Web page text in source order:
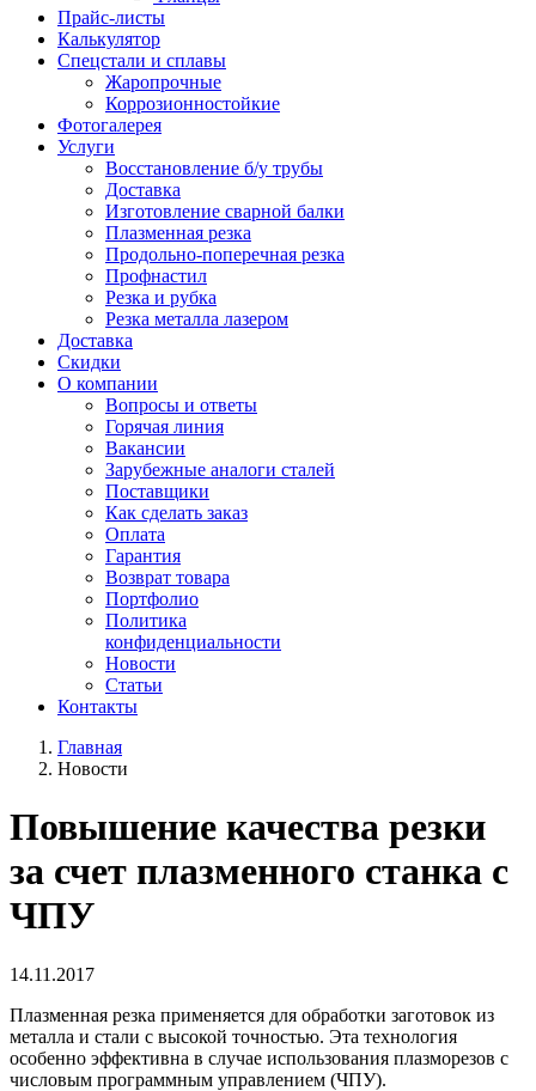
Прайс-листы
Калькулятор
Спецстали и сплавы
Жаропрочные
Коррозионностойкие
Фотогалерея
Услуги
Восстановление б/у трубы
Доставка
Изготовление сварной балки
Плазменная резка
Продольно-поперечная резка
Профнастил
Резка и рубка
Резка металла лазером
Доставка
Скидки
О компании
Вопросы и ответы
Горячая линия
Вакансии
Зарубежные аналоги сталей
Поставщики
Как сделать заказ
Оплата
Гарантия
Возврат товара
Портфолио
Политика
конфиденциальности
Новости
Статьи
Контакты
Главная
Новости
Повышение качества резки
за счет плазменного станка с
ЧПУ
14.11.2017
Плазменная резка применяется для обработки заготовок из
металла и стали с высокой точностью. Эта технология
особенно эффективна в случае использования плазморезов с
числовым программным управлением (ЧПУ).